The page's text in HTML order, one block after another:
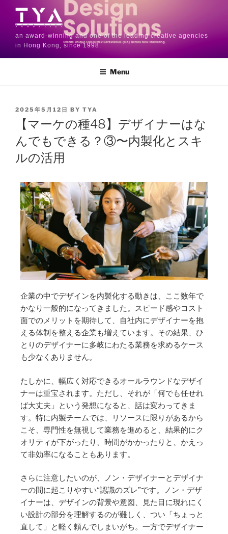
an award-winning and one of the leading creative agencies
in Hong Kong, since 1998.
Menu
2025年5月12日 BY TYA
【マーケの種48】デザイナーはな
んでもできる？③〜内製化とスキ
ルの活用
企業の中でデザインを内製化する動きは、ここ数年で
かなり一般的になってきました。スピード感やコスト
面でのメリットを期待して、自社内にデザイナーを抱
える体制を整える企業も増えています。その結果、ひ
とりのデザイナーに多岐にわたる業務を求めるケース
も少なくありません。
たしかに、幅広く対応できるオールラウンドなデザイ
ナーは重宝されます。ただし、それが「何でも任せれ
ば大丈夫」という発想になると、話は変わってきま
す。特に内製チームでは、リソースに限りがあるから
こそ、専門性を無視して業務を進めると、結果的にク
オリティが下がったり、時間がかかったりと、かえっ
て非効率になることもあります。
さらに注意したいのが、ノン・デザイナーとデザイナ
ーの間に起こりやすい“認識のズレ”です。ノン・デザ
イナーは、デザインの背景や意図、見た目に現れにく
い設計の部分を理解するのが難しく、つい「ちょっと
直して」と軽く頼んでしまいがち。一方でデザイナー